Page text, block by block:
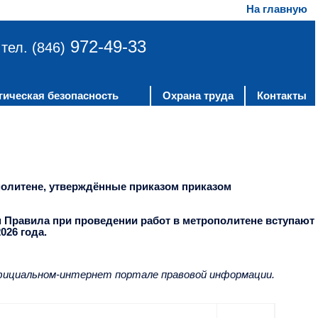
На главную
тел. (846) 972-49-33
безопасность Охрана труда Контакты
утверждённые приказом приказом
при проведении работ в метрополитене вступают
года.
интернет портале правовой информации.